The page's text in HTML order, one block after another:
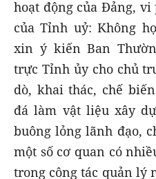
hoạt động của Đảng,
của Tỉnh uỷ: Không
xin ý kiến Ban
trực Tỉnh ủy cho chủ
dò, khai thác, chế
đá làm vật liệu xây
buông lỏng lãnh đạo,
một số cơ quan có
trong công tác quản lý